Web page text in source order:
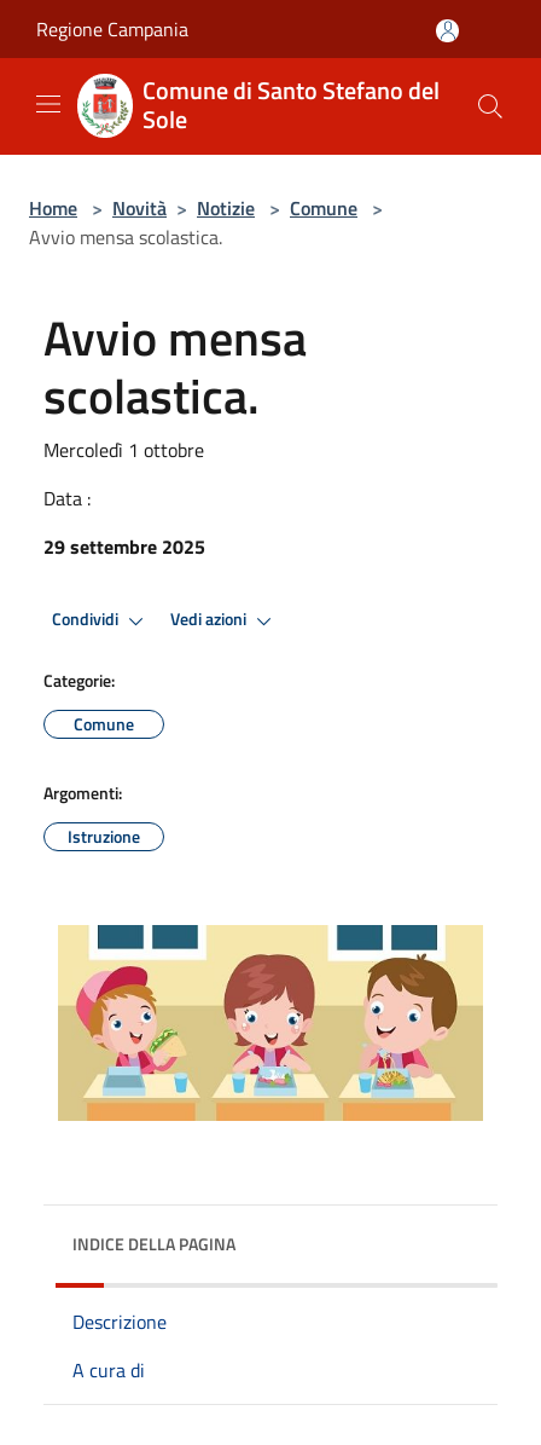
Regione Campania
Comune di Santo Stefano del
Sole
Home > Novità > Notizie > Comune >
Avvio mensa scolastica.
Avvio mensa
scolastica.
Mercoledì 1 ottobre
Data :
29 settembre 2025
Condividi Vedi azioni
Categorie:
Comune
Argomenti:
Istruzione
INDICE DELLA PAGINA
Descrizione
A cura di